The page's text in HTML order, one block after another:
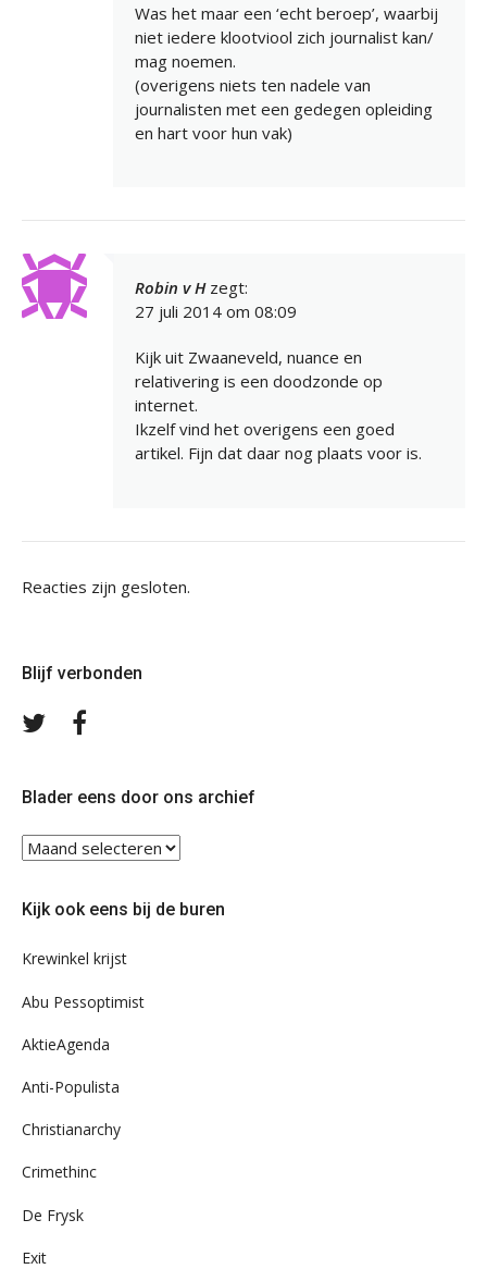
Was het maar een ‘echt beroep’, waarbij
niet iedere klootviool zich journalist kan/
mag noemen.
(overigens niets ten nadele van
journalisten met een gedegen opleiding
en hart voor hun vak)
Robin v H zegt:
27 juli 2014 om 08:09
Kijk uit Zwaaneveld, nuance en
relativering is een doodzonde op
internet.
Ikzelf vind het overigens een goed
artikel. Fijn dat daar nog plaats voor is.
Reacties zijn gesloten.
Blijf verbonden
Volg
Blader eens door ons archief
Blader
ons
Kijk ook eens bij de buren
Krewinkel krijst
Abu Pessoptimist
AktieAgenda
Anti-Populista
Christianarchy
Crimethinc
De Frysk
Exit